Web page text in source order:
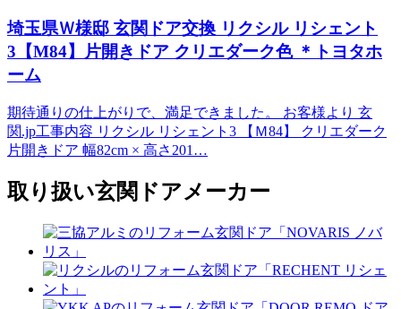
埼玉県Ｗ様邸 玄関ドア交換 リクシル リシェント
3【M84】片開きドア クリエダーク色 ＊トヨタホ
ーム
期待通りの仕上がりで、満足できました。 お客様より 玄
関.jp工事内容 リクシル リシェント3 【Ｍ84】 クリエダーク
片開きドア 幅82cm × 高さ201…
取り扱い玄関ドアメーカー